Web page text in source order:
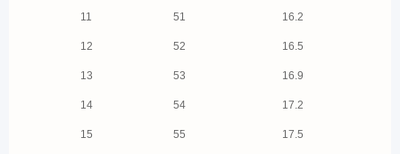
11 51 16.2
12 52 16.5
13 53 16.9
14 54 17.2
15 55 17.5